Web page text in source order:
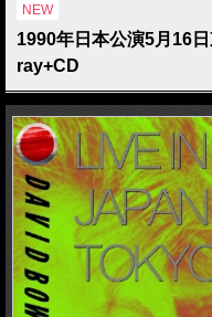
NEW
1990年日本公演5月16
ray+CD